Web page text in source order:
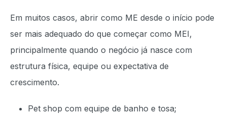
Em muitos casos, abrir como ME desde o início pode
ser mais adequado do que começar como MEI,
principalmente quando o negócio já nasce com
estrutura física, equipe ou expectativa de
crescimento.
Pet shop com equipe de banho e tosa;